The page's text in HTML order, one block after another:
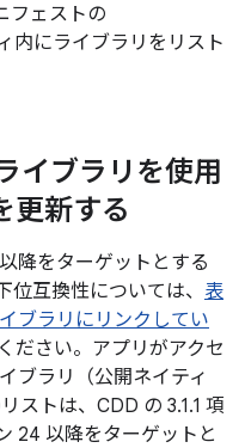
フェストの
内にライブラリをリスト
イブラリを使用
更新する
降をターゲットとする
互換性については、 表
ブラリにリンクしてい
ださい。アプリがアクセ
ブラリ（公開ネイティ
ストは、CDD の 3.1.1 項
24 以降をターゲットと